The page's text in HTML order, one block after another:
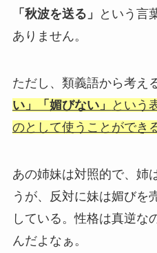
「秋波を送る」
という言
ありません。
ただし、類義語から考え
い」「媚びない」
という
のとして使うことができ
あの姉妹は対照的で、姉
うが、反対に妹は媚びを
している。性格は真逆な
んだよなぁ。